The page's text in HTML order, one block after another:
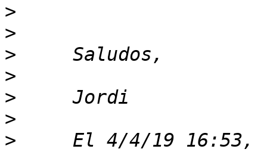
>
>
>
>
>
>
>
El 4/4/19 16:53,